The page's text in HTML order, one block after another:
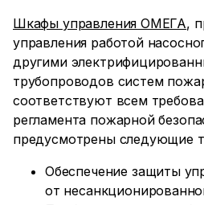
Шкафы управления ОМЕГА,
управления работой
другими
трубопроводов систем
соответствуют всем
регламента пожарной
предусмотрены следующие
Обеспечение защиты
от